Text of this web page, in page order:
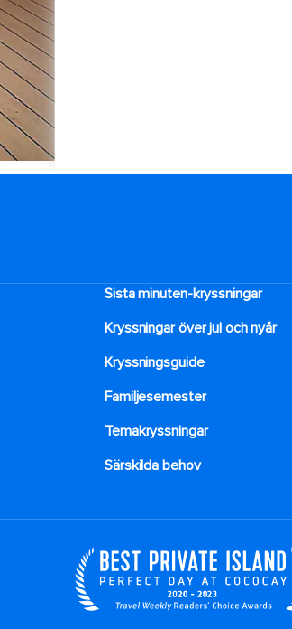
Sista minuten-kryssningar
Kryssningar över jul och nyår
Kryssningsguide
Familjesemester
Temakryssningar
Särskilda behov